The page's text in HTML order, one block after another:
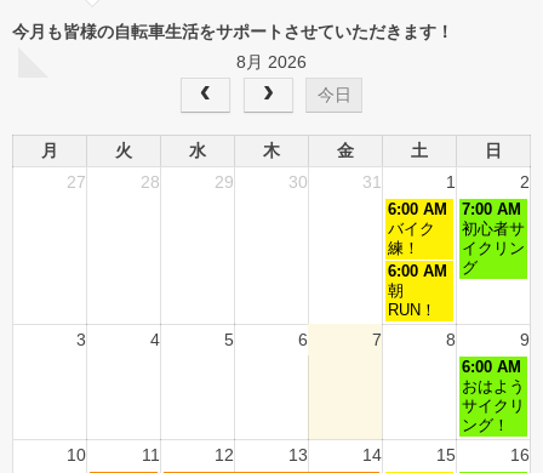
今月も皆様の自転車生活をサポートさせていただきます！
8月 2026
今日
月 火 水 木 金 土
日
27
28 29 30 31 1 2
6:00 AM
バイク
練！
7:00 AM
初心者サ
イクリン
グ
6:00 AM
朝
RUN！
3 4 5 6 7 8 9
6:00 AM
おはよう
サイクリ
ング！
10 11 12 13 14 15 16